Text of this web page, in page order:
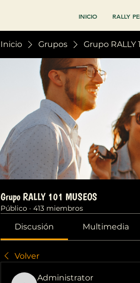
INICIO RALLY
Inicio Grupos Grupo RALLY
Grupo RALLY 101 MUSEOS
Público · 413 miembros
Discusión Multimedia
Volver
Administrator